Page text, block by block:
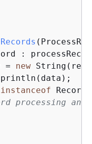
:
=
new
instanceof
processing and